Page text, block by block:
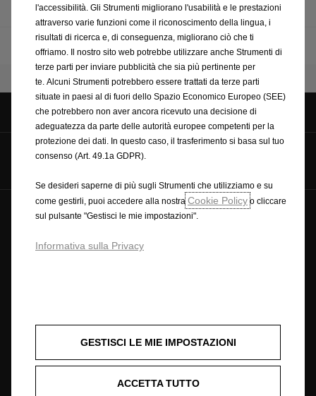
Controllo olio
Controllo fari
Seguici su
© Opel 2025
Copyright
Privacy policy
Cookie policy
RECEDERE DAL CONTRATTO QUI
questo sito siano accurati e aggiornati. Ci riserviamo il diritto,
l'accessibilità. Gli Strumenti migliorano l'usabilità e le prestazioni
attraverso varie funzioni come il riconoscimento della lingua, i
risultati di ricerca e, di conseguenza, migliorano ciò che ti
offriamo. Il nostro sito web potrebbe utilizzare anche Strumenti di
terze parti per inviare pubblicità che sia più pertinente per
te. Alcuni Strumenti potrebbero essere trattati da terze parti
situate in paesi al di fuori dello Spazio Economico Europeo (SEE)
che potrebbero non aver ancora ricevuto una decisione di
adeguatezza da parte delle autorità europee competenti per la
protezione dei dati. In questo caso, il trasferimento si basa sul tuo
consenso (Art. 49.1a GDPR).
Se desideri saperne di più sugli Strumenti che utilizziamo e su
come gestirli, puoi accedere alla nostra Cookie Policy o cliccare
sul pulsante "Gestisci le mie impostazioni".
Informativa sulla Privacy
GESTISCI LE MIE IMPOSTAZIONI
ACCETTA TUTTO